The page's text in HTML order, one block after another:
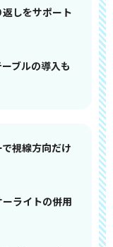
しをサポート
ブルの導入も
視線方向だけ
ライトの併用